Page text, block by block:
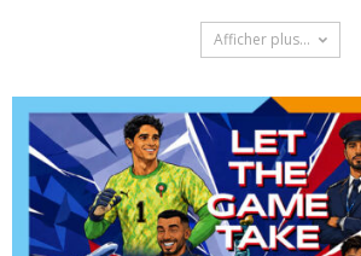
Afficher plus...